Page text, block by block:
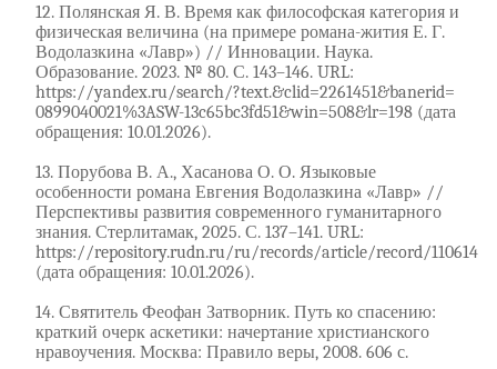
12. Полянская Я. В. Время как философская категория и
физическая величина (на примере романа-жития Е. Г.
Водолазкина «Лавр») // Инновации. Наука.
Образование. 2023. № 80. С. 143–146. URL:
https://yandex.ru/search/?text.&clid=2261451&banerid=
0899040021%3ASW-13c65bc3fd51&win=508&lr=198 (дата
обращения: 10.01.2026).
13. Порубова В. А., Хасанова О. О. Языковые
особенности романа Евгения Водолазкина «Лавр» //
Перспективы развития современного гуманитарного
знания. Стерлитамак, 2025. С. 137–141. URL:
https://repository.rudn.ru/ru/records/article/record/110614
(дата обращения: 10.01.2026).
14. Святитель Феофан Затворник. Путь ко спасению:
краткий очерк аскетики: начертание христианского
нравоучения. Москва: Правило веры, 2008. 606 с.